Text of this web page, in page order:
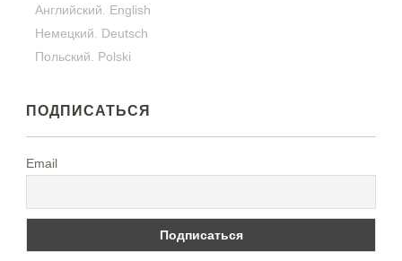
Английский. English
Немецкий. Deutsch
Польский. Polski
ПОДПИСАТЬСЯ
Email